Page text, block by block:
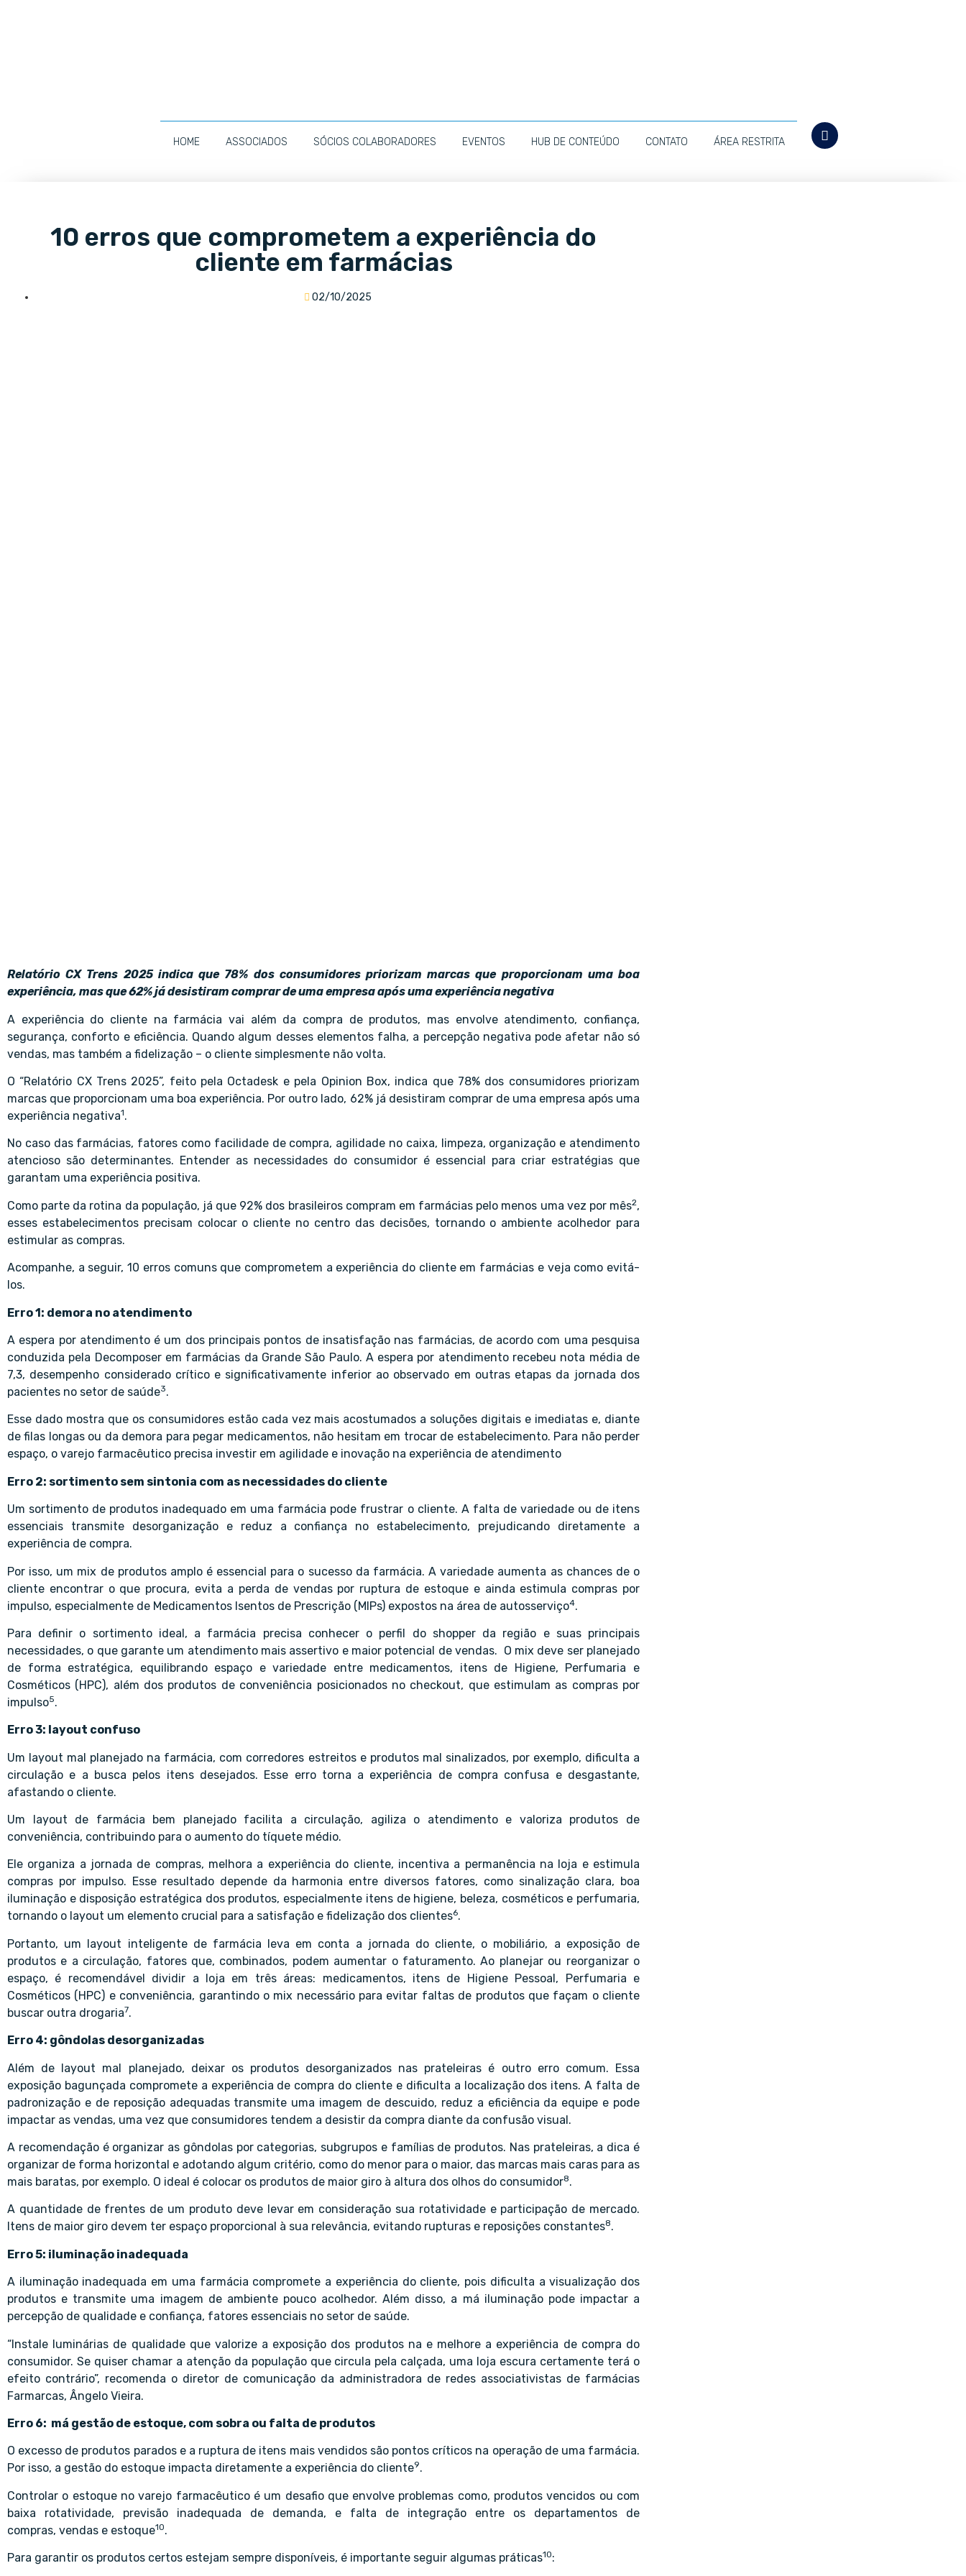
HOME ASSOCIADOS SÓCIOS COLABORADORES EVENTOS HUB DE CONTEÚDO CONTATO ÁREA RESTRITA
10 erros que comprometem a experiência do
cliente em farmácias
02/10/2025
Relatório CX Trens 2025 indica que 78% dos consumidores priorizam marcas que proporcionam uma boa
experiência, mas que 62% já desistiram comprar de uma empresa após uma experiência negativa
A experiência do cliente na farmácia vai além da compra de produtos, mas envolve atendimento, confiança,
segurança, conforto e eficiência. Quando algum desses elementos falha, a percepção negativa pode afetar não só
vendas, mas também a fidelização – o cliente simplesmente não volta.
O “Relatório CX Trens 2025”, feito pela Octadesk e pela Opinion Box, indica que 78% dos consumidores priorizam
marcas que proporcionam uma boa experiência. Por outro lado, 62% já desistiram comprar de uma empresa após uma
experiência negativa1.
No caso das farmácias, fatores como facilidade de compra, agilidade no caixa, limpeza, organização e atendimento
atencioso são determinantes. Entender as necessidades do consumidor é essencial para criar estratégias que
garantam uma experiência positiva.
Como parte da rotina da população, já que 92% dos brasileiros compram em farmácias pelo menos uma vez por mês2,
esses estabelecimentos precisam colocar o cliente no centro das decisões, tornando o ambiente acolhedor para
estimular as compras.
Acompanhe, a seguir, 10 erros comuns que comprometem a experiência do cliente em farmácias e veja como evitá-
los.
Erro 1: demora no atendimento
A espera por atendimento é um dos principais pontos de insatisfação nas farmácias, de acordo com uma pesquisa
conduzida pela Decomposer em farmácias da Grande São Paulo. A espera por atendimento recebeu nota média de
7,3, desempenho considerado crítico e significativamente inferior ao observado em outras etapas da jornada dos
pacientes no setor de saúde3.
Esse dado mostra que os consumidores estão cada vez mais acostumados a soluções digitais e imediatas e, diante
de filas longas ou da demora para pegar medicamentos, não hesitam em trocar de estabelecimento. Para não perder
espaço, o varejo farmacêutico precisa investir em agilidade e inovação na experiência de atendimento
Erro 2: sortimento sem sintonia com as necessidades do cliente
Um sortimento de produtos inadequado em uma farmácia pode frustrar o cliente. A falta de variedade ou de itens
essenciais transmite desorganização e reduz a confiança no estabelecimento, prejudicando diretamente a
experiência de compra.
Por isso, um mix de produtos amplo é essencial para o sucesso da farmácia. A variedade aumenta as chances de o
cliente encontrar o que procura, evita a perda de vendas por ruptura de estoque e ainda estimula compras por
impulso, especialmente de Medicamentos Isentos de Prescrição (MIPs) expostos na área de autosserviço4.
Para definir o sortimento ideal, a farmácia precisa conhecer o perfil do shopper da região e suas principais
necessidades, o que garante um atendimento mais assertivo e maior potencial de vendas. O mix deve ser planejado
de forma estratégica, equilibrando espaço e variedade entre medicamentos, itens de Higiene, Perfumaria e
Cosméticos (HPC), além dos produtos de conveniência posicionados no checkout, que estimulam as compras por
impulso5.
Erro 3: layout confuso
Um layout mal planejado na farmácia, com corredores estreitos e produtos mal sinalizados, por exemplo, dificulta a
circulação e a busca pelos itens desejados. Esse erro torna a experiência de compra confusa e desgastante,
afastando o cliente.
Um layout de farmácia bem planejado facilita a circulação, agiliza o atendimento e valoriza produtos de
conveniência, contribuindo para o aumento do tíquete médio.
Ele organiza a jornada de compras, melhora a experiência do cliente, incentiva a permanência na loja e estimula
compras por impulso. Esse resultado depende da harmonia entre diversos fatores, como sinalização clara, boa
iluminação e disposição estratégica dos produtos, especialmente itens de higiene, beleza, cosméticos e perfumaria,
tornando o layout um elemento crucial para a satisfação e fidelização dos clientes6.
Portanto, um layout inteligente de farmácia leva em conta a jornada do cliente, o mobiliário, a exposição de
produtos e a circulação, fatores que, combinados, podem aumentar o faturamento. Ao planejar ou reorganizar o
espaço, é recomendável dividir a loja em três áreas: medicamentos, itens de Higiene Pessoal, Perfumaria e
Cosméticos (HPC) e conveniência, garantindo o mix necessário para evitar faltas de produtos que façam o cliente
buscar outra drogaria7.
Erro 4: gôndolas desorganizadas
Além de layout mal planejado, deixar os produtos desorganizados nas prateleiras é outro erro comum. Essa
exposição bagunçada compromete a experiência de compra do cliente e dificulta a localização dos itens. A falta de
padronização e de reposição adequadas transmite uma imagem de descuido, reduz a eficiência da equipe e pode
impactar as vendas, uma vez que consumidores tendem a desistir da compra diante da confusão visual.
A recomendação é organizar as gôndolas por categorias, subgrupos e famílias de produtos. Nas prateleiras, a dica é
organizar de forma horizontal e adotando algum critério, como do menor para o maior, das marcas mais caras para as
mais baratas, por exemplo. O ideal é colocar os produtos de maior giro à altura dos olhos do consumidor8.
A quantidade de frentes de um produto deve levar em consideração sua rotatividade e participação de mercado.
Itens de maior giro devem ter espaço proporcional à sua relevância, evitando rupturas e reposições constantes8.
Erro 5: iluminação inadequada
A iluminação inadequada em uma farmácia compromete a experiência do cliente, pois dificulta a visualização dos
produtos e transmite uma imagem de ambiente pouco acolhedor. Além disso, a má iluminação pode impactar a
percepção de qualidade e confiança, fatores essenciais no setor de saúde.
“Instale luminárias de qualidade que valorize a exposição dos produtos na e melhore a experiência de compra do
consumidor. Se quiser chamar a atenção da população que circula pela calçada, uma loja escura certamente terá o
efeito contrário”, recomenda o diretor de comunicação da administradora de redes associativistas de farmácias
Farmarcas, Ângelo Vieira.
Erro 6: má gestão de estoque, com sobra ou falta de produtos
O excesso de produtos parados e a ruptura de itens mais vendidos são pontos críticos na operação de uma farmácia.
Por isso, a gestão do estoque impacta diretamente a experiência do cliente9.
Controlar o estoque no varejo farmacêutico é um desafio que envolve problemas como, produtos vencidos ou com
baixa rotatividade, previsão inadequada de demanda, e falta de integração entre os departamentos de
compras, vendas e estoque10.
Para garantir os produtos certos estejam sempre disponíveis, é importante seguir algumas práticas10: